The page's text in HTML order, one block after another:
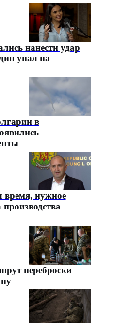
нанести удар
упал на
в
время, нужное
переброски